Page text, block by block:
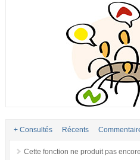
+ Consultés Récents
Cette fonction ne produit pas